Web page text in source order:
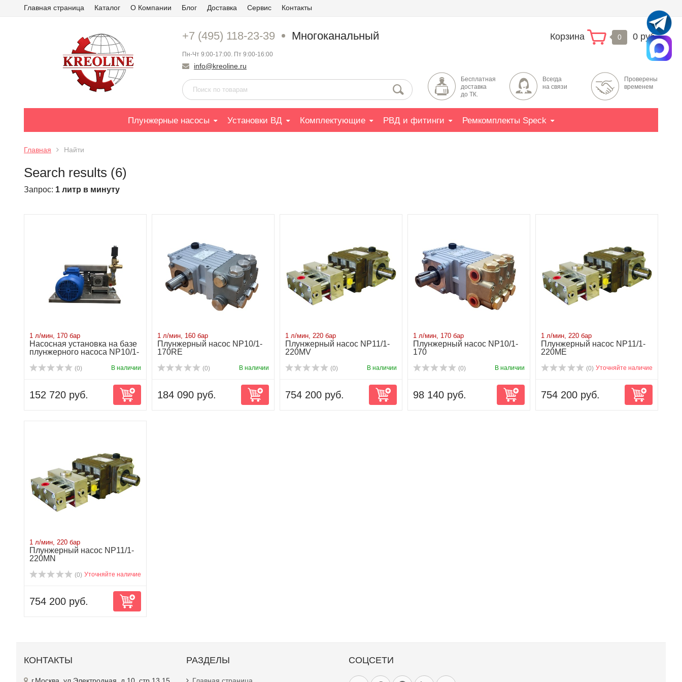
Главная страница Каталог О Компании Блог Доставка Сервис Контакты
+7 (495) 118-23-39 Многоканальный
Пн-Чт 9:00-17:00. Пт 9:00-16:00
info@kreoline.ru
Корзина 0 0 руб.
Бесплатная
доставка
до ТК.
Всегда
на связи
Проверены
временем
Плунжерные насосы Установки ВД Комплектующие РВД и фитинги Ремкомплекты Speck
Главная Найти
Search results (6)
Запрос: 1 литр в минуту
1 л/мин, 170 бар
Насосная установка на базе
плунжерного насоса NP10/1-
(0) В наличии
152 720 руб.
1 л/мин, 160 бар
Плунжерный насос NP10/1-
170RE
(0) В наличии
184 090 руб.
1 л/мин, 220 бар
Плунжерный насос NP11/1-
220MV
(0) В наличии
754 200 руб.
1 л/мин, 170 бар
Плунжерный насос NP10/1-
170
(0) В наличии
98 140 руб.
1 л/мин, 220 бар
Плунжерный насос NP11/1-
220ME
(0) Уточняйте наличие
754 200 руб.
1 л/мин, 220 бар
Плунжерный насос NP11/1-
220MN
(0) Уточняйте наличие
754 200 руб.
КОНТАКТЫ РАЗДЕЛЫ СОЦСЕТИ